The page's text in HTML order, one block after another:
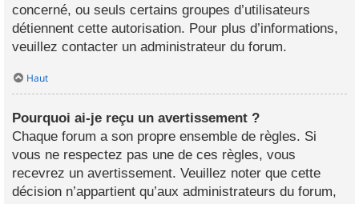
concerné, ou seuls certains groupes d’utilisateurs
détiennent cette autorisation. Pour plus d’informations,
veuillez contacter un administrateur du forum.
Haut
Pourquoi ai-je reçu un avertissement ?
Chaque forum a son propre ensemble de règles. Si
vous ne respectez pas une de ces règles, vous
recevrez un avertissement. Veuillez noter que cette
décision n’appartient qu’aux administrateurs du forum,